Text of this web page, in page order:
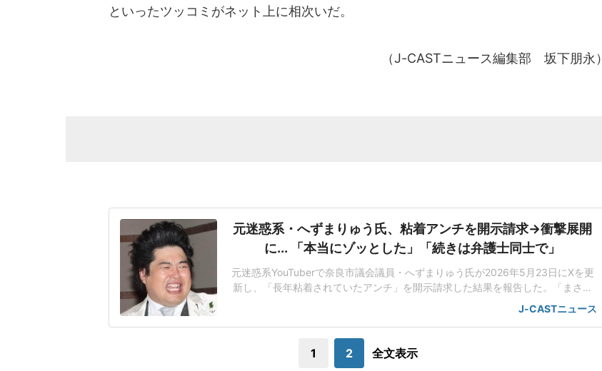
といったツッコミがネット上に相次いだ。
（J-CASTニュース編集部 坂下朋永）
元迷惑系・へずまりゅう氏、粘着アンチを開示請求→衝撃展開
に... 「本当にゾッとした」「続きは弁護士同士で」
元迷惑系YouTuberで奈良市議会議員・へずまりゅう氏が2026年5月23日にXを更
新し、「長年粘着されていたアンチ」を開示請求した結果を報告した。「まさか
大学時代の後輩だったとは」へずま氏は「本当にゾッとした。長年粘着されてい
たアンチを開示請求したらまさか大学時代の後輩だったとは」と驚きを伝え、
族まで攻撃されて親の名前や職
J-CASTニュース
1 2 全文表示